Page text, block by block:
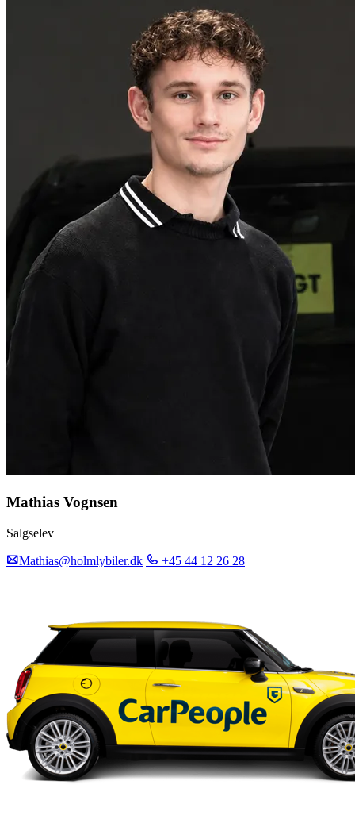
Mathias Vognsen
Salgselev
Mathias@holmlybiler.dk +45 44 12 26 28